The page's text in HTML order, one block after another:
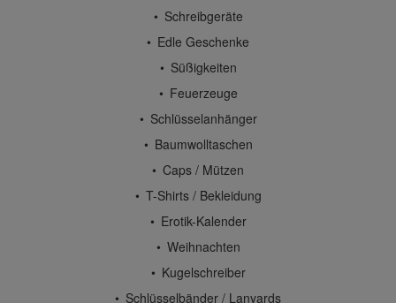
Schreibgeräte
Edle Geschenke
Süßigkeiten
Feuerzeuge
Schlüsselanhänger
Baumwolltaschen
Caps / Mützen
T-Shirts / Bekleidung
Erotik-Kalender
Weihnachten
Kugelschreiber
Schlüsselbänder / Lanyards